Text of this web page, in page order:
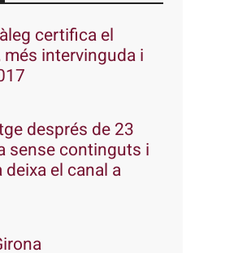
certifica el
intervinguda i
després de 23
sense continguts i
el canal a